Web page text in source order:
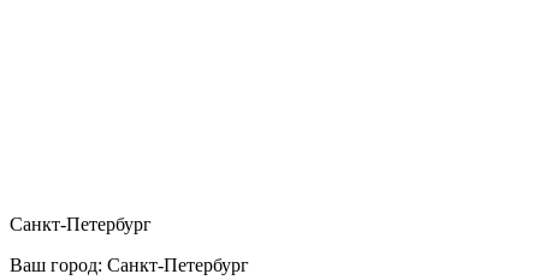
Санкт-Петербург
Ваш город: Санкт-Петербург